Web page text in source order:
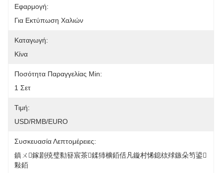
Εφαρμογή:
Για Εκτύπωση Χαλιών
Καταγωγή:
Κίνα
Ποσότητα Παραγγελίας Min:
1 Σετ
Τιμή:
USD/RMB/EURO
Συσκευασία Λεπτομέρειες:
鎮ㄨ鎵剧殑璧勬簮宸茶鍒犻櫎銆佸凡鏇村悕鎴栨殏鏃朵笉鍙
敤銆